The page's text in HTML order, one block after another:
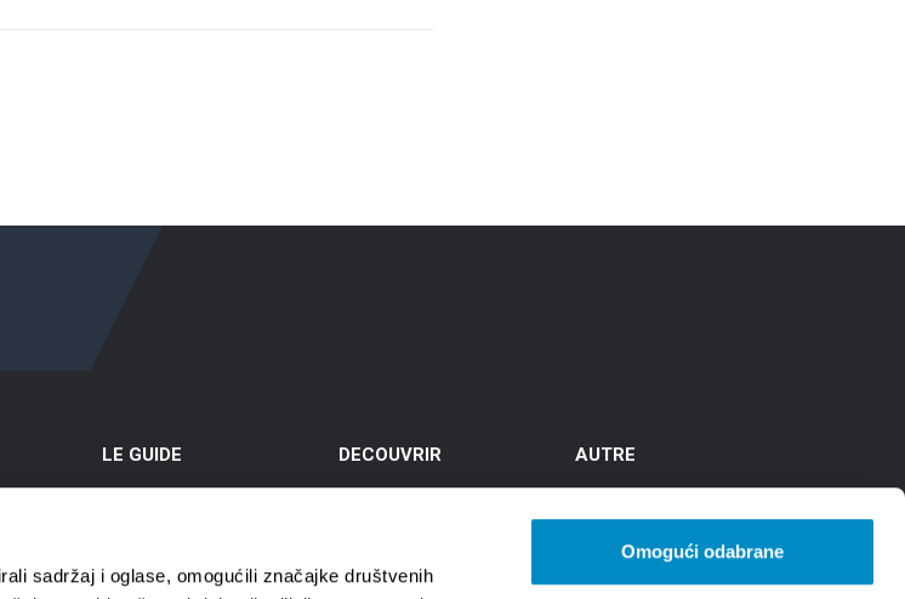
sadržaj i oglase, omogućili značajke društvenih
Omogući odabrane
LE GUIDE
Circulation en ville
DECOUVRIR AUTRE